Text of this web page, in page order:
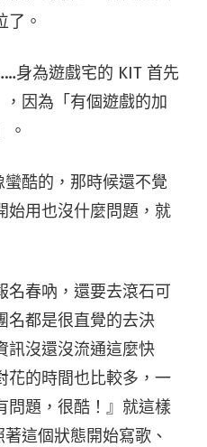
了。
身為遊戲宅的 KIT 首先
因為「有個遊戲的加
。
酷的，那時候還不覺
始用也沒什麼問題，就
春吶，還要去滾石可
名都是很直覺的去決
訊沒還沒流通這麼快
花的時間也比較多，一
問題，很酷！』就這樣
這個狀態開始寫歌、